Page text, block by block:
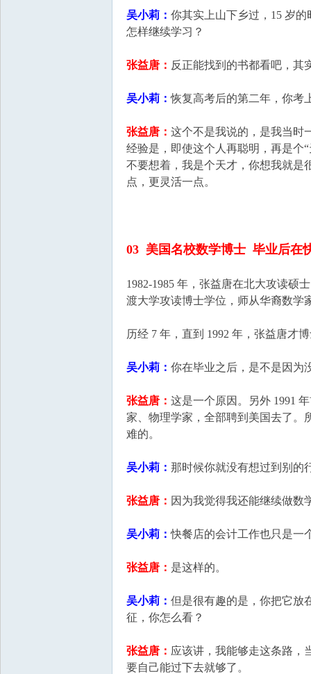
吴小莉： 你其实上山下乡过，15 岁
怎样继续学习？
张益唐： 反正能找到的书都看吧，其
吴小莉：恢复高考后的第二年，你考
张益唐： 这个不是我说的，是我当时
经验是，即使这个人再聪明，再是个
不要想着，我是个天才，你想我就是
点，更灵活一点。
03 美国名校数学博士 毕业后在
1982-1985 年，张益唐在北大攻读硕
渡大学攻读博士学位，师从华裔数
历经 7 年，直到 1992 年，张益唐
吴小莉： 你在毕业之后，是不是因为
张益唐： 这是一个原因。另外 1991
家、物理学家，全部聘到美国去了。
难的。
吴小莉： 那时候你就没有想过到别的
张益唐： 因为我觉得我还能继续做数
吴小莉：快餐店的会计工作也只是一
张益唐： 是这样的。
吴小莉： 但是很有趣的是，你把它放
征，你怎么看？
张益唐： 应该讲，我能够走这条路，
要自己能过下去就够了。